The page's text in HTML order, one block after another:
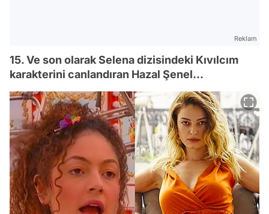
Reklam
15. Ve son olarak Selena dizisindeki Kıvılcım
karakterini canlandıran Hazal Şenel...